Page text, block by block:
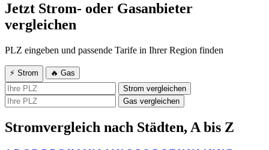
Jetzt Strom- oder Gasanbieter
vergleichen
PLZ eingeben und passende Tarife in Ihrer Region finden
⚡ Strom
🔥 Gas
Strom vergleichen
Gas vergleichen
Stromvergleich nach Städten, A bis Z